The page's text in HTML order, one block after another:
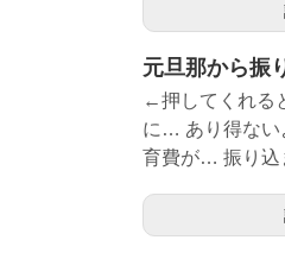
元旦那から振
←押してくれる
に… あり得ない
育費が… 振り込